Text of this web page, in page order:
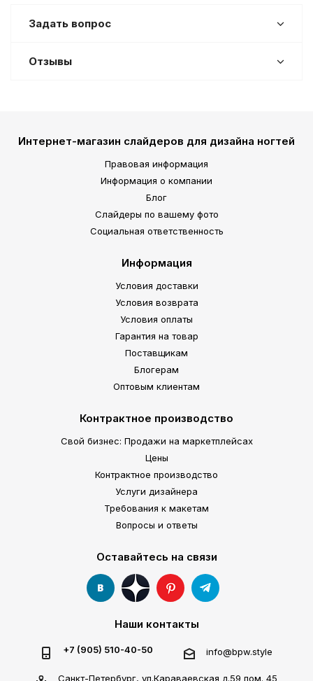
Задать вопрос
Отзывы
Интернет-магазин слайдеров для дизайна ногтей
Правовая информация
Информация о компании
Блог
Слайдеры по вашему фото
Социальная ответственность
Информация
Условия доставки
Условия возврата
Условия оплаты
Гарантия на товар
Поставщикам
Блогерам
Оптовым клиентам
Контрактное производство
Свой бизнес: Продажи на маркетплейсах
Цены
Контрактное производство
Услуги дизайнера
Требования к макетам
Вопросы и ответы
Оставайтесь на связи
Наши контакты
+7 (905) 510-40-50 info@bpw.style
Санкт-Петербург, ул.Караваевская д.59 пом. 45